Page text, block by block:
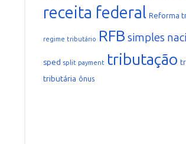
receita federal Reforma
regime tributário RFB simples
sped split payment tributação
tributária ônus